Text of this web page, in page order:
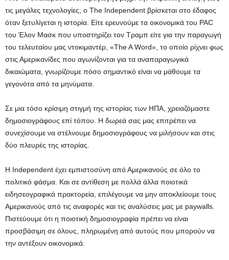
τις μεγάλες τεχνολογίες, ο The Independent βρίσκεται στο έδαφος
όταν ξετυλίγεται η ιστορία. Είτε ερευνούμε τα οικονομικά του PAC
του Έλον Μασκ που υποστηρίζει τον Τραμπ είτε για την παραγωγή
του τελευταίου μας ντοκιμαντέρ, «The A Word», το οποίο ρίχνει φως
στις Αμερικανίδες που αγωνίζονται για τα αναπαραγωγικά
δικαιώματα, γνωρίζουμε πόσο σημαντικό είναι να μάθουμε τα
γεγονότα από τα μηνύματα.
Σε μια τόσο κρίσιμη στιγμή της ιστορίας των ΗΠΑ, χρειαζόμαστε
δημοσιογράφους επί τόπου. Η δωρεά σας μας επιτρέπει να
συνεχίσουμε να στέλνουμε δημοσιογράφους να μιλήσουν και στις
δύο πλευρές της ιστορίας.
Η Independent έχει εμπιστοσύνη από Αμερικανούς σε όλο το
πολιτικό φάσμα. Και σε αντίθεση με πολλά άλλα ποιοτικά
ειδησεογραφικά πρακτορεία, επιλέγουμε να μην αποκλείουμε τους
Αμερικανούς από τις αναφορές και τις αναλύσεις μας με paywalls.
Πιστεύουμε ότι η ποιοτική δημοσιογραφία πρέπει να είναι
προσβάσιμη σε όλους, πληρωμένη από αυτούς που μπορούν να
την αντέξουν οικονομικά.